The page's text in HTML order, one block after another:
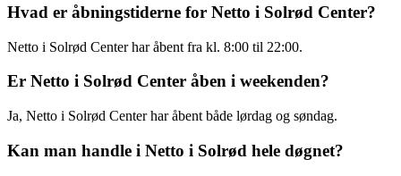
Hvad er åbningstiderne for Netto i Solrød Center?
Netto i Solrød Center har åbent fra kl. 8:00 til 22:00.
Er Netto i Solrød Center åben i weekenden?
Ja, Netto i Solrød Center har åbent både lørdag og søndag.
Kan man handle i Netto i Solrød hele døgnet?